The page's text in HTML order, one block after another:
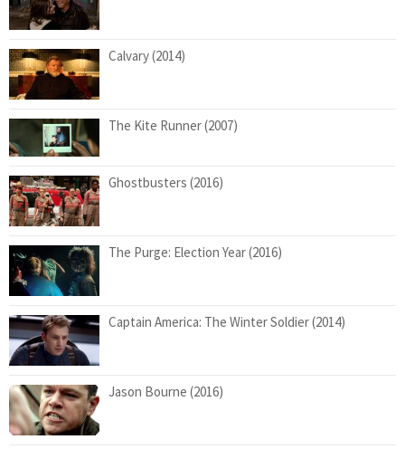
Calvary (2014)
The Kite Runner (2007)
Ghostbusters (2016)
The Purge: Election Year (2016)
Captain America: The Winter Soldier (2014)
Jason Bourne (2016)